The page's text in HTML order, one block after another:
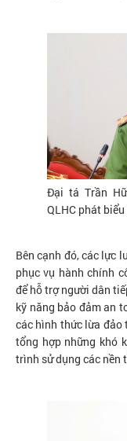
Đại tá Trần
QLHC phát
Bên cạnh đó, các lực
phục vụ hành chính
để hỗ trợ người dân
kỹ năng bảo đảm an
các hình thức lừa đảo
tổng hợp những khó
trình sử dụng các nền